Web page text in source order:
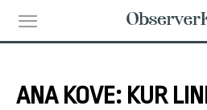
ANA KOVE: KUR